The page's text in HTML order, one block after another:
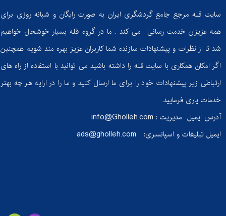
سایت قله مرجع جامع گردشگری ایران به صورت رایگان و شبانه روزی برای
همه عزیزان خدمت رسانی می کند . ما در گروه قله بسیار خوشحال خواهیم
شد تا از نظرات و پیشنهادات سازنده شما کاربران عزیز بهره مند شویم همچنین
اگر امکان همکاری با سایت قله را داشته باشید می توانید با استفاده از راه های
ارتباطی زیر پیشنهادات خود را برای ما ارسال کنید و ما را در ارایه هر چه بهتر
خدمات یاری فرمایید.
آدرس ایمیل مدیریت : info@Gholleh.com
ایمیل تبلیغات و اسپانسری: ads@gholleh.com